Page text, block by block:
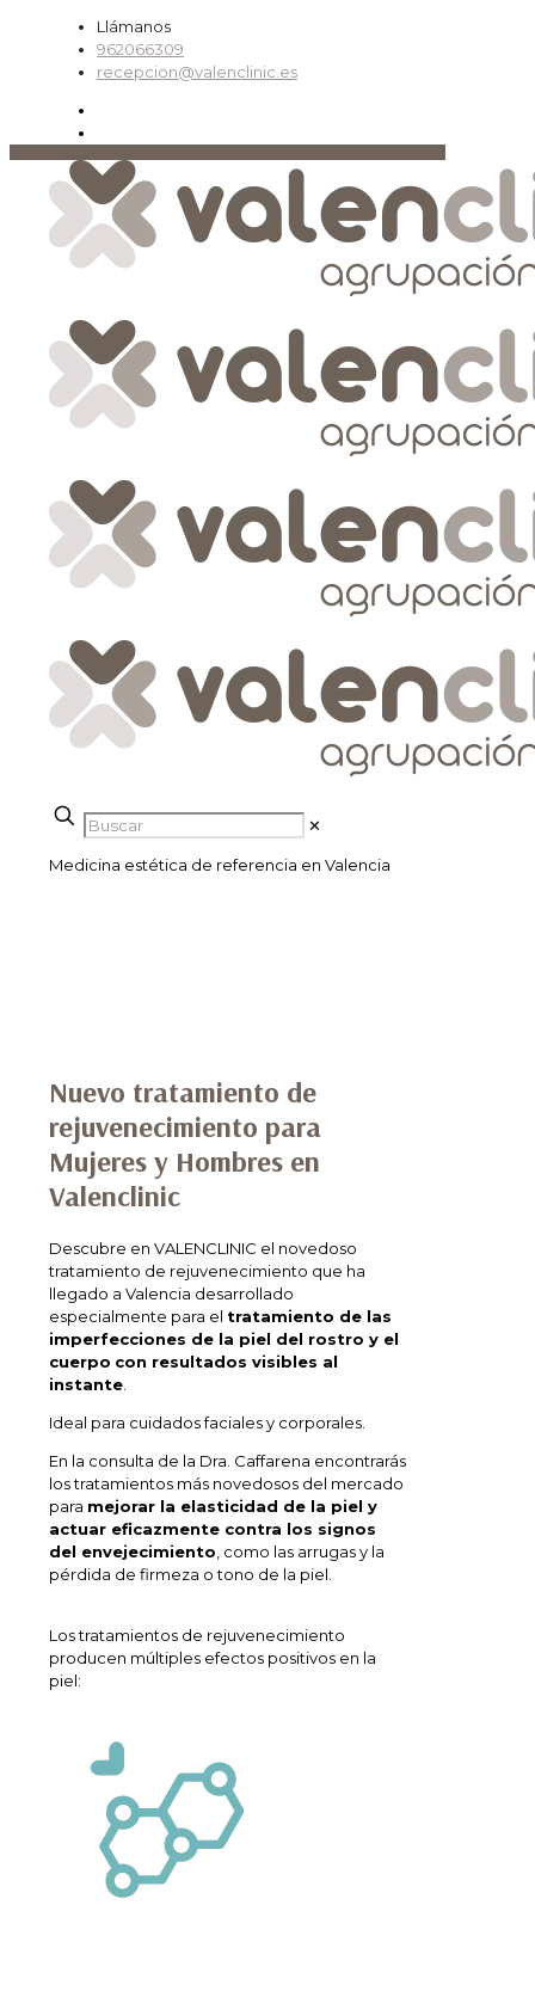
Llámanos
962066309
recepcion@valenclinic.es
✕
Medicina estética de referencia en Valencia
Nuevo tratamiento de
rejuvenecimiento para
Mujeres y Hombres en
Valenclinic
Descubre en VALENCLINIC el novedoso
tratamiento de rejuvenecimiento que ha
llegado a Valencia desarrollado
especialmente para el tratamiento de las
imperfecciones de la piel del rostro y el
cuerpo con resultados visibles al
instante.
Ideal para cuidados faciales y corporales.
En la consulta de la Dra. Caffarena encontrarás
los tratamientos más novedosos del mercado
para mejorar la elasticidad de la piel y
actuar eficazmente contra los signos
del envejecimiento, como las arrugas y la
pérdida de firmeza o tono de la piel.
Los tratamientos de rejuvenecimiento
producen múltiples efectos positivos en la
piel: